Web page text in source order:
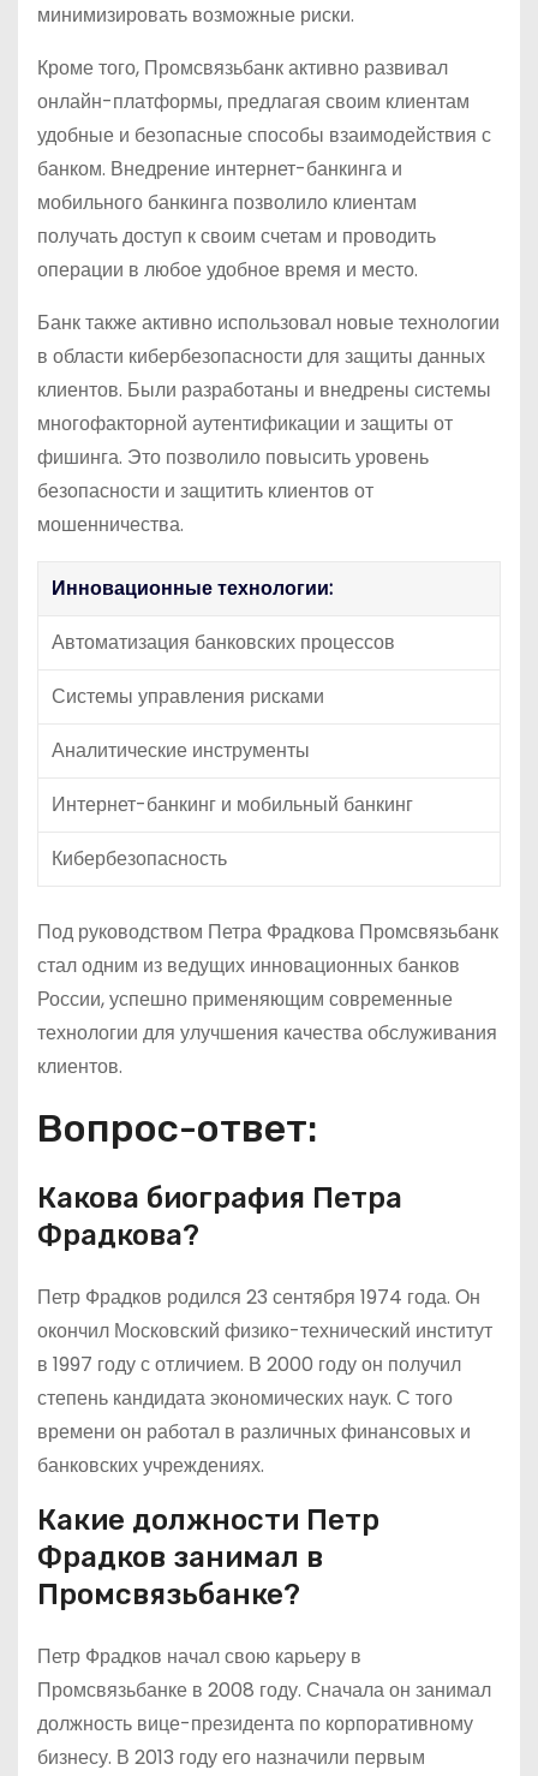
минимизировать возможные риски.
Кроме того, Промсвязьбанк активно развивал
онлайн-платформы, предлагая своим клиентам
удобные и безопасные способы взаимодействия с
банком. Внедрение интернет-банкинга и
мобильного банкинга позволило клиентам
получать доступ к своим счетам и проводить
операции в любое удобное время и место.
Банк также активно использовал новые технологии
в области кибербезопасности для защиты данных
клиентов. Были разработаны и внедрены системы
многофакторной аутентификации и защиты от
фишинга. Это позволило повысить уровень
безопасности и защитить клиентов от
мошенничества.
Инновационные технологии:
Автоматизация банковских процессов
Системы управления рисками
Аналитические инструменты
Интернет-банкинг и мобильный банкинг
Кибербезопасность
Под руководством Петра Фрадкова Промсвязьбанк
стал одним из ведущих инновационных банков
России, успешно применяющим современные
технологии для улучшения качества обслуживания
клиентов.
Вопрос-ответ:
Какова биография Петра
Фрадкова?
Петр Фрадков родился 23 сентября 1974 года. Он
окончил Московский физико-технический институт
в 1997 году с отличием. В 2000 году он получил
степень кандидата экономических наук. С того
времени он работал в различных финансовых и
банковских учреждениях.
Какие должности Петр
Фрадков занимал в
Промсвязьбанке?
Петр Фрадков начал свою карьеру в
Промсвязьбанке в 2008 году. Сначала он занимал
должность вице-президента по корпоративному
бизнесу. В 2013 году его назначили первым